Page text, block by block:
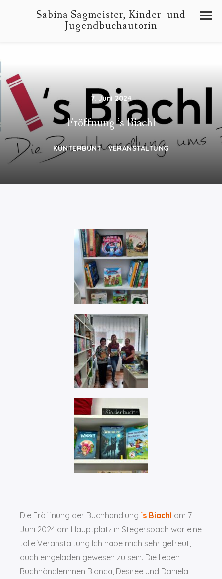
Sabina Sagmeister, Kinder- und
Jugendbuchautorin
7. Juni 2024
Eröffnung ’s Biachl
KUNTERBUNT VERANSTALTUNG
Die Eröffnung der Buchhandlung ´s Biachl am 7.
Juni 2024 am Hauptplatz in Stegersbach war eine
tolle Veranstaltung Ich habe mich sehr gefreut,
auch eingeladen gewesen zu sein. Die lieben
Buchhändlerinnen Bianca, Desiree und Daniela